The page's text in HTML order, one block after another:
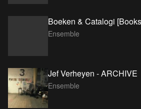
Boeken & Catalogi
Ensemble
Jef Verheyen - ARCHIVE
Ensemble